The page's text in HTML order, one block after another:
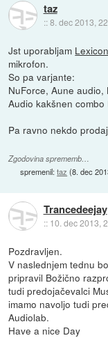
taz
::8. dec 2013,
Jst uporabljam
mikrofon.
So pa varjante:
NuForce, Aune audio,
Audio kakšnen combo
Pa ravno nekdo
Zgodovina sprememb…
spremenil:taz (8. dec
Trancedeejay
:: 10. dec 2013,
Pozdravljen.
V naslednjem tednu
pripravil Božično
tudi predojačevalci
imamo navoljo tudi
Audiolab.
Have a nice Day